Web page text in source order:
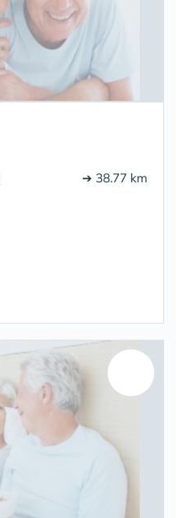
➔ 38.77 km